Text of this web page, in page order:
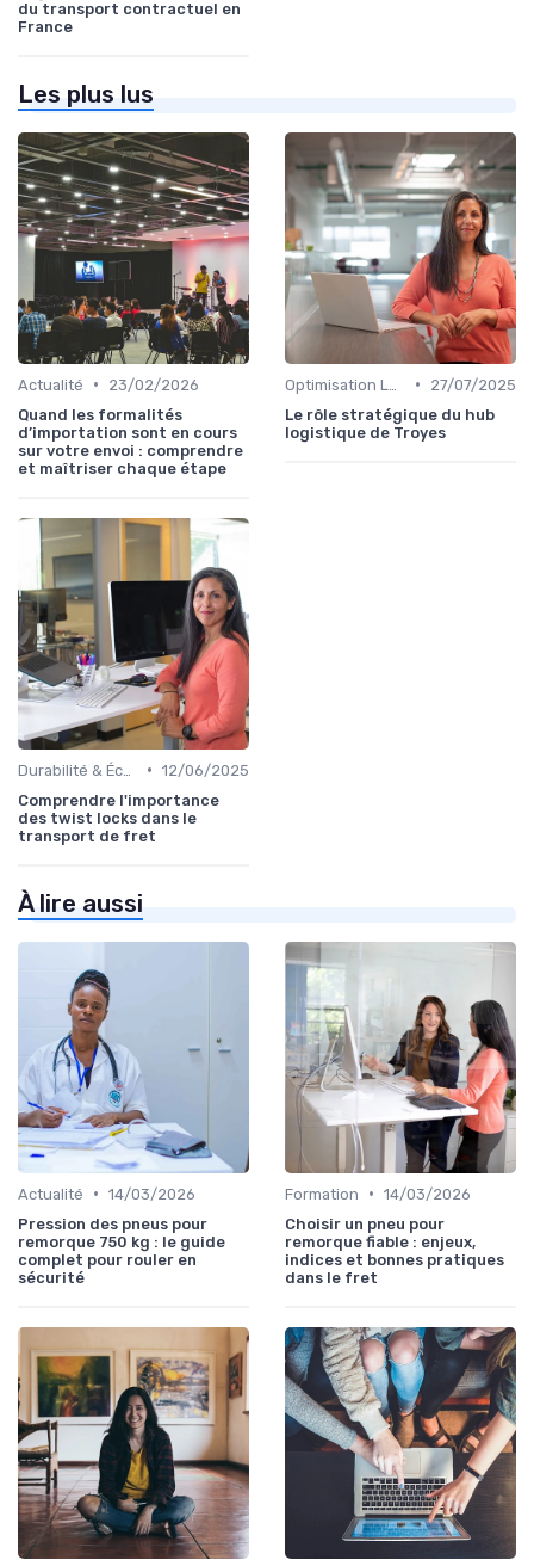
du transport contractuel en
France
Les plus lus
Actualité •
23/02/2026
Quand les formalités
d’importation sont en cours
sur votre envoi : comprendre
et maîtriser chaque étape
•
27/07/2025
Le rôle stratégique du hub
logistique de Troyes
• 12/06/2025
Comprendre l'importance
des twist locks dans le
transport de fret
À lire aussi
Actualité • 14/03/2026
Pression des pneus pour
remorque 750 kg : le guide
complet pour rouler en
sécurité
Formation • 14/03/2026
Choisir un pneu pour
remorque fiable : enjeux,
indices et bonnes pratiques
dans le fret